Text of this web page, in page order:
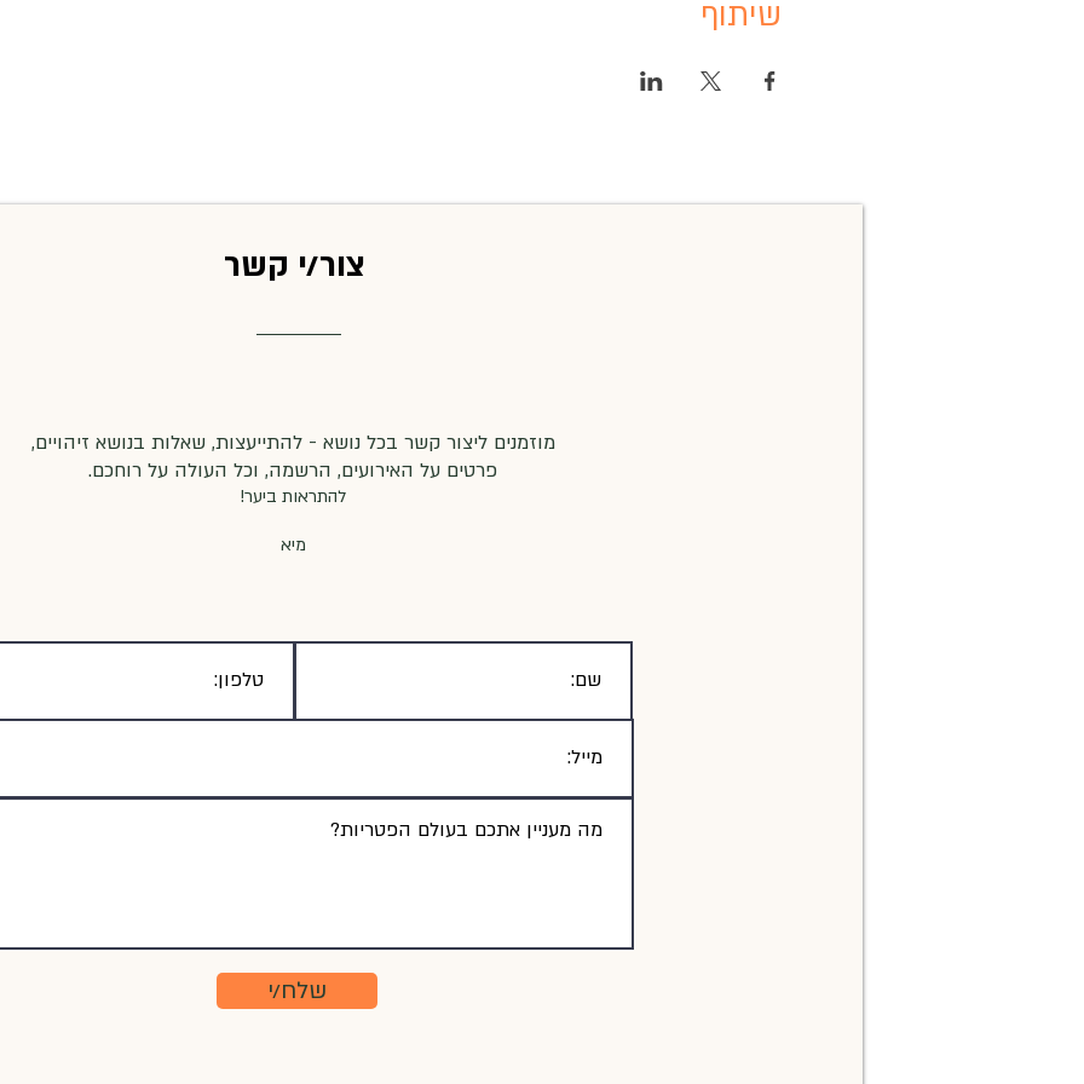
שיתוף
צור/י קשר
מוזמנים ליצור קשר בכל נושא - להתייעצות, שאלות בנושא זיהויים,
פרטים על האירועים, הרשמה, וכל העולה על רוחכם.
להתראות ביער!
מיא
שלח/י